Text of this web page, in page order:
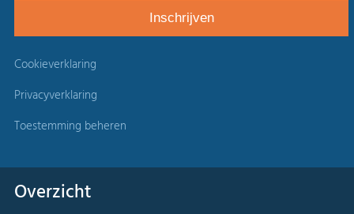
Cookieverklaring
Privacyverklaring
Toestemming beheren
Overzicht